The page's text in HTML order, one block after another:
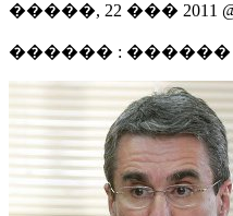
�����, 22 ��� 2011 @
������ :